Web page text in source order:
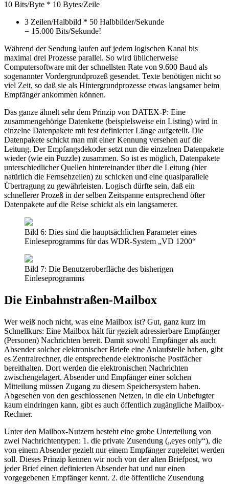
10 Bits/Byte * 10 Bytes/Zeile
3 Zeilen/Halbbild * 50 Halbbilder/Sekunde
= 15.000 Bits/Sekunde!
Während der Sendung laufen auf jedem logischen Kanal bis
maximal drei Prozesse parallel. So wird üblicherweise
Computersoftware mit der schnellsten Rate von 9.600 Baud als
sogenannter Vordergrundprozeß gesendet. Texte benötigen nicht so
viel Zeit, so daß sie als Hintergrundprozesse etwas langsamer beim
Empfänger ankommen können.
Das ganze ähnelt sehr dem Prinzip von DATEX-P: Eine
zusammengehörige Datenkette (beispielsweise ein Listing) wird in
einzelne Datenpakete mit fest definierter Länge aufgeteilt. Die
Datenpakete schickt man mit einer Kennung versehen auf die
Leitung. Der Empfangsdekoder setzt nun die einzelnen Datenpakete
wieder (wie ein Puzzle) zusammen. So ist es möglich, Datenpakete
unterschiedlicher Quellen hintereinander über die Leitung (hier
natürlich die Fernsehzeilen) zu schicken und eine quasiparallele
Übertragung zu gewährleisten. Logisch dürfte sein, daß ein
schnellerer Prozeß in der selben Zeitspanne entsprechend öfter
Datenpakete auf die Reise schickt als ein langsamerer.
Bild 6: Dies sind die hauptsächlichen Parameter eines
Einleseprogramms für das WDR-System „VD 1200“
Bild 7: Die Benutzeroberfläche des bisherigen
Einleseprogramms
Die Einbahnstraßen-Mailbox
Wer weiß noch nicht, was eine Mailbox ist? Gut, ganz kurz im
Schnellkurs: Eine Mailbox hält für gezielt adressierbare Empfänger
(Personen) Nachrichten bereit. Damit sowohl Empfänger als auch
Absender solcher elektronischer Briefe eine Anlaufstelle haben, gibt
es Zentralrechner, die entsprechende elektronische Postfächer
bereithalten. Dort werden die elektronischen Nachrichten
zwischengelagert. Absender und Empfänger einer solchen
Mitteilung müssen Zugang zu diesem Speichersystem haben.
Abgesehen von den geschlossenen Netzen, in die ein Unbefugter
kaum eindringen kann, gibt es auch öffentlich zugängliche Mailbox-
Rechner.
Unter den Mailbox-Nutzern besteht eine grobe Unterteilung von
zwei Nachrichtentypen: 1. die private Zusendung („eyes only“), die
von einem Absender gezielt nur einem Empfänger zugeleitet werden
soll. Dieses Prinzip kennen wir noch von der alten Briefpost, wo
jeder Brief einen definierten Absender hat und nur einen
vorgegebenen Empfänger kennt. 2. die öffentliche Zusendung